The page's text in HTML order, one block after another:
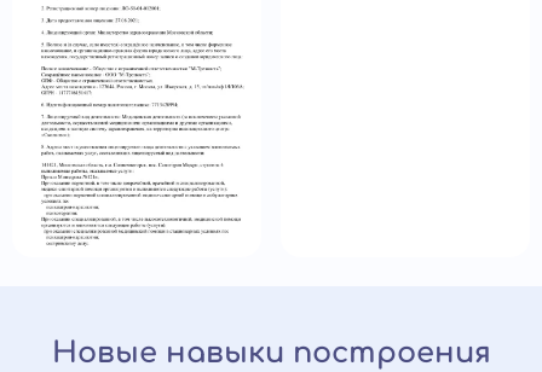
Новые навыки построения